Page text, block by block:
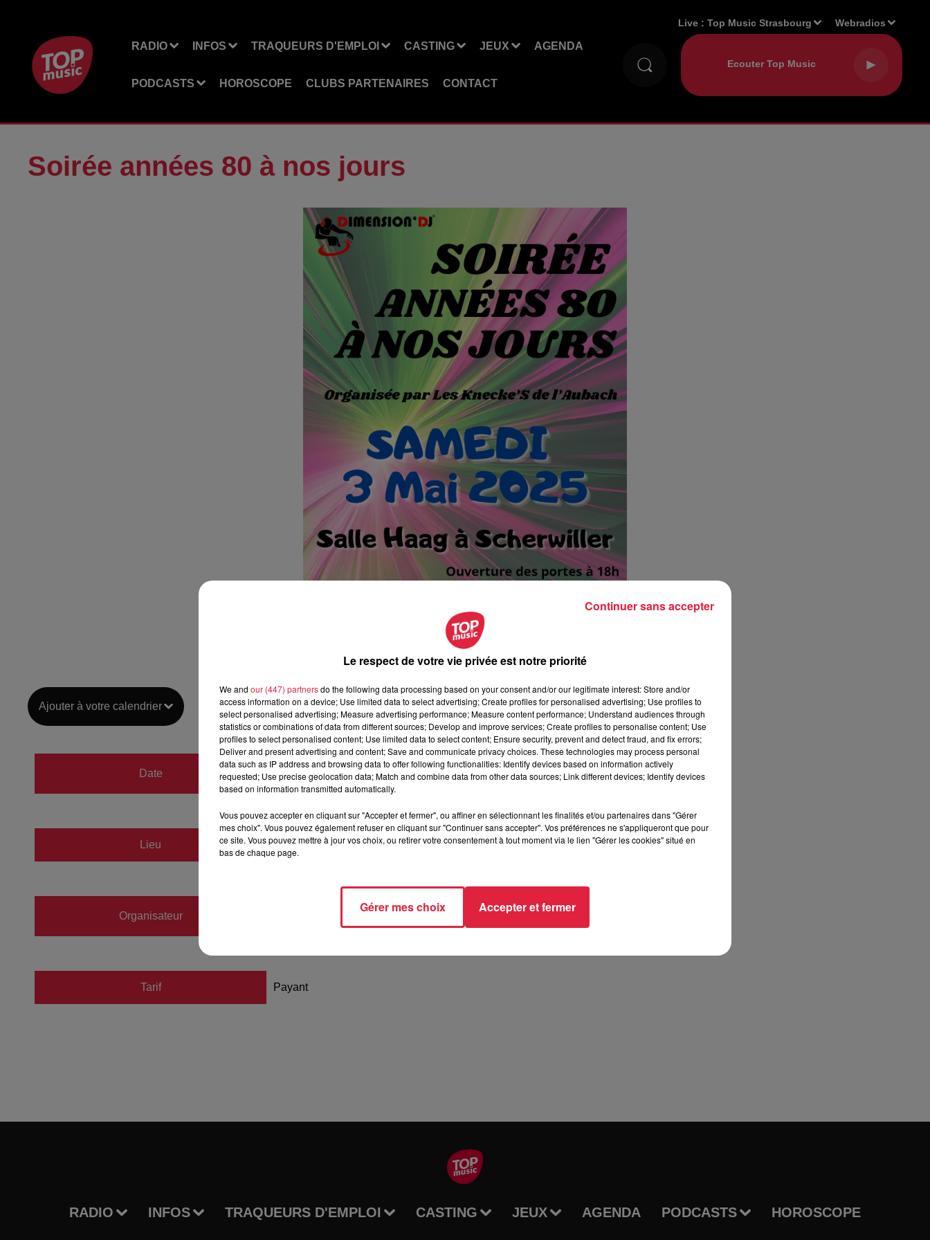
RADIO INFOS TRAQUEURS D'EMPLOI CASTING JEUX AGENDA
PODCASTS HOROSCOPE CLUBS PARTENAIRES CONTACT
Live :Top Music Strasbourg Webradios
Soirée années 80 à nos jours
Ajouter à votre calendrier
Date
du3 mai 2025 à 18h00
au4 mai 2025 à 1h00
Lieu
Salle Polyvalente Alphonse Haag
67750
Organisateur
Les Knecke’s de l’Aubach
https://scherwiller.fr/event/soiree-annees-80-a-nos-jours/
Tarif Payant
RADIO INFOS TRAQUEURS D'EMPLOI CASTING JEUX AGENDA PODCASTS HOROSCOPE
Le respect de votre vie privée est notre priorité
We and our (447) partnersdo the following data processing based on your consent and/or our legitimate interest: Store and/or
access information on a device; Use limited data to select advertising; Create profiles for personalised advertising; Use profiles to
select personalised advertising; Measure advertising performance; Measure content performance; Understand audiences through
statistics or combinations of data from different sources; Develop and improve services; Create profiles to personalise content; Use
profiles to select personalised content; Use limited data to select content; Ensure security, prevent and detect fraud, and fix errors;
Deliver and present advertising and content; Save and communicate privacy choices. These technologies may process personal
data such as IP address and browsing data to offer following functionalities: Identify devices based on information actively
requested; Use precise geolocation data; Match and combine data from other data sources; Link different devices; Identify devices
based on information transmitted automatically.
Vous pouvez accepter en cliquant sur "Accepter et fermer", ou affiner en sélectionnant les finalités et/ou partenaires dans "Gérer
mes choix". Vous pouvez également refuser en cliquant sur "Continuer sans accepter". Vos préférences ne s'appliqueront que pour
ce site. Vous pouvez mettre à jour vos choix, ou retirer votre consentement à tout moment via le lien "Gérer les cookies" situé en
bas de chaque page.
Gérer mes choix Accepter et fermer
Continuer sans accepter